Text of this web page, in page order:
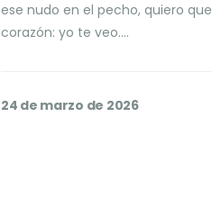
ese nudo en el pecho, quiero
corazón: yo te veo….
24 de marzo de 2026